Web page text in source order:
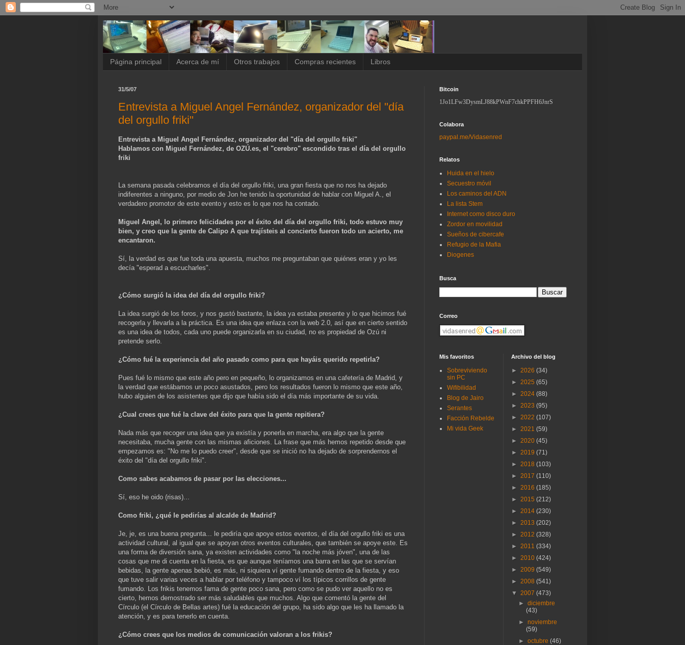
Página principal Acerca de mí Otros trabajos Compras recientes Libros
31/5/07
Entrevista a Miguel Angel Fernández, organizador del "día
del orgullo friki"
Entrevista a Miguel Angel Fernández, organizador del "día del orgullo friki"
Hablamos con Miguel Fernández, de OZÚ.es, el "cerebro" escondido tras el día del orgullo
friki
La semana pasada celebramos el día del orgullo friki, una gran fiesta que no nos ha dejado
indiferentes a ninguno, por medio de Jon he tenido la oportunidad de hablar con Miguel A., el
verdadero promotor de este evento y esto es lo que nos ha contado.
Miguel Angel, lo primero felicidades por el éxito del día del orgullo friki, todo estuvo muy
bien, y creo que la gente de Calipo A que trajísteis al concierto fueron todo un acierto, me
encantaron.
Sí, la verdad es que fue toda una apuesta, muchos me preguntaban que quiénes eran y yo les
decía "esperad a escucharles".
¿Cómo surgió la idea del día del orgullo friki?
La idea surgió de los foros, y nos gustó bastante, la idea ya estaba presente y lo que hicimos fué
recogerla y llevarla a la práctica. Es una idea que enlaza con la web 2.0, así que en cierto sentido
es una idea de todos, cada uno puede organizarla en su ciudad, no es propiedad de Ozú ni
pretende serlo.
¿Cómo fué la experiencia del año pasado como para que hayáis querido repetirla?
Pues fué lo mismo que este año pero en pequeño, lo organizamos en una cafetería de Madrid, y
la verdad que estábamos un poco asustados, pero los resultados fueron lo mismo que este año,
hubo alguien de los asistentes que dijo que había sido el día más importante de su vida.
¿Cual crees que fué la clave del éxito para que la gente repitiera?
Nada más que recoger una idea que ya existía y ponerla en marcha, era algo que la gente
necesitaba, mucha gente con las mismas aficiones. La frase que más hemos repetido desde que
empezamos es: "No me lo puedo creer", desde que se inició no ha dejado de sorprendernos el
éxito del "día del orgullo friki".
Como sabes acabamos de pasar por las elecciones...
Sí, eso he oido (risas)...
Como friki, ¿qué le pedirías al alcalde de Madrid?
Je, je, es una buena pregunta... le pediría que apoye estos eventos, el día del orgullo friki es una
actividad cultural, al igual que se apoyan otros eventos culturales, que también se apoye este. Es
una forma de diversión sana, ya existen actividades como "la noche más jóven", una de las
cosas que me di cuenta en la fiesta, es que aunque teníamos una barra en las que se servían
bebidas, la gente apenas bebió, es más, ni siquiera ví gente fumando dentro de la fiesta, y eso
que tuve salir varias veces a hablar por teléfono y tampoco ví los típicos corrillos de gente
fumando. Los frikis tenemos fama de gente poco sana, pero como se pudo ver aquello no es
cierto, hemos demostrado ser más saludables que muchos. Algo que comentó la gente del
Círculo (el Círculo de Bellas artes) fué la educación del grupo, ha sido algo que les ha llamado la
atención, y es para tenerlo en cuenta.
¿Cómo crees que los medios de comunicación valoran a los frikis?
Bitcoin
1Jo1LFw3DysmLJ88kPWnF7chkPPFH6JnrS
Colabora
paypal.me/Vidasenred
Relatos
Huida en el hielo
Secuestro móvil
Los caminos del ADN
La lista Stem
Internet como disco duro
Zordor en movilidad
Sueños de cibercafe
Refugio de la Mafia
Diogenes
Busca
Correo
Mis favoritos
Sobreviviendo
sin PC
Wifibilidad
Blog de Jairo
Serantes
Facción Rebelde
Mi vida Geek
Archivo del blog
► 2026 (34)
► 2025 (65)
► 2024 (88)
► 2023 (95)
► 2022 (107)
► 2021 (59)
► 2020 (45)
► 2019 (71)
► 2018 (103)
► 2017 (110)
► 2016 (185)
► 2015 (212)
► 2014 (230)
► 2013 (202)
► 2012 (328)
► 2011 (334)
► 2010 (424)
► 2009 (549)
► 2008 (541)
▼ 2007 (473)
►diciembre
(43)
►noviembre
(59)
►octubre(46)